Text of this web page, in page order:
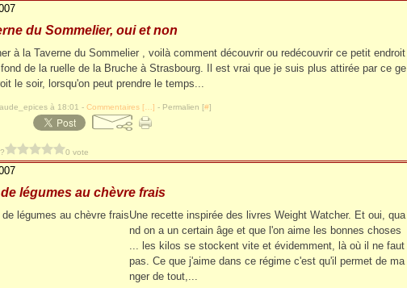
du Sommelier, oui et non
à la Taverne du Sommelier , voilà comment découvrir ou redécouvrir ce petit endroit
de la ruelle de la Bruche à Strasbourg. Il est vrai que je suis plus attirée par ce ge
le soir, lorsqu'on peut prendre le temps...
à 18:01 - Commentaires [ ] - Permalien [#]
0 vote
légumes au chèvre frais
Une recette inspirée des livres Weight Watcher. Et oui, qua
nd on a un certain âge et que l'on aime les bonnes choses
... les kilos se stockent vite et évidemment, là où il ne faut
pas. Ce que j'aime dans ce régime c'est qu'il permet de ma
nger de tout,...